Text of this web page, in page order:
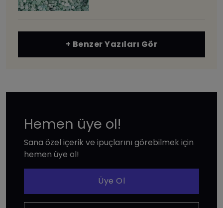
+ Benzer Yazıları Gör
Hemen üye ol!
Sana özel içerik ve ipuçlarını görebilmek için
hemen üye ol!
Üye Ol